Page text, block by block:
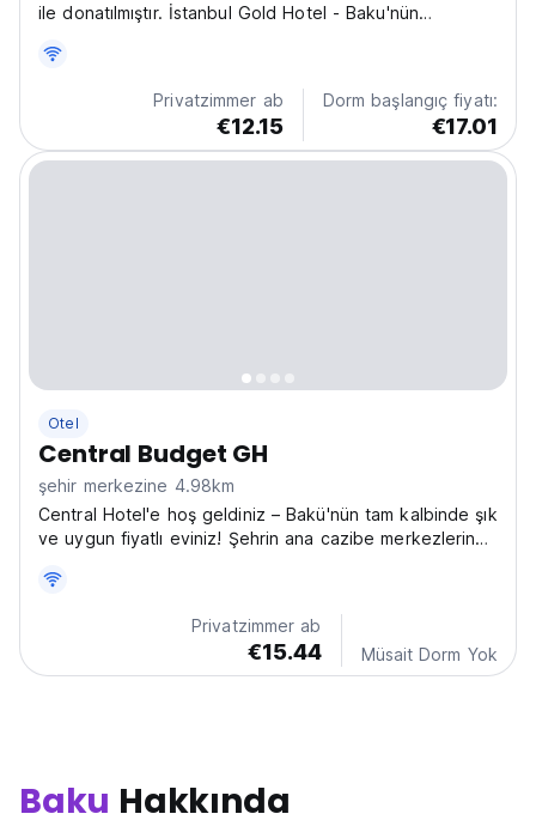
ile donatılmıştır. İstanbul Gold Hotel - Baku'nün
Privatzimmer ab
€12.15
Dorm başlangıç fiyatı:
€17.01
Otel
Central Budget GH
şehir merkezine 4.98km
Central Hotel'e hoş geldiniz – Bakü'nün tam kalbinde şık
ve uygun fiyatlı eviniz! Şehrin ana cazibe merkezlerine,
adım uzaklıkta bulunan Central Hotel, bütçesini
aşmadan Bakü'yü deneyimlemek isteyen gezginler...
Privatzimmer ab
€15.44 Müsait Dorm Yok
Baku Hakkında